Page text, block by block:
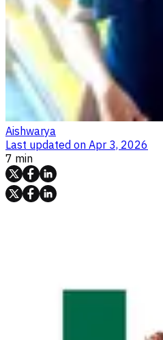
Aishwarya
Last updated on Apr 3, 2026
7 min